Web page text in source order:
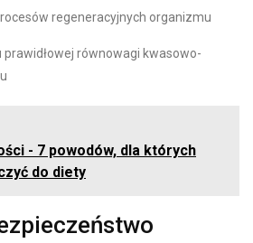
regeneracyjnych organizmu
równowagi kwasowo-
- 7 powodów, dla których
do diety